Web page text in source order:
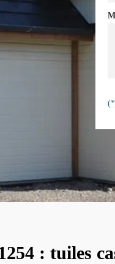
: tuiles